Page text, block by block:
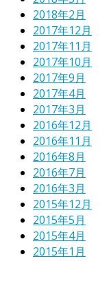
2018年2月
2017年12月
2017年11月
2017年10月
2017年9月
2017年4月
2017年3月
2016年12月
2016年11月
2016年8月
2016年7月
2016年3月
2015年12月
2015年5月
2015年4月
2015年1月